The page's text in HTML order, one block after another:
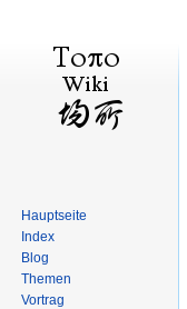
Hauptseite
Index
Blog
Themen
Vortrag